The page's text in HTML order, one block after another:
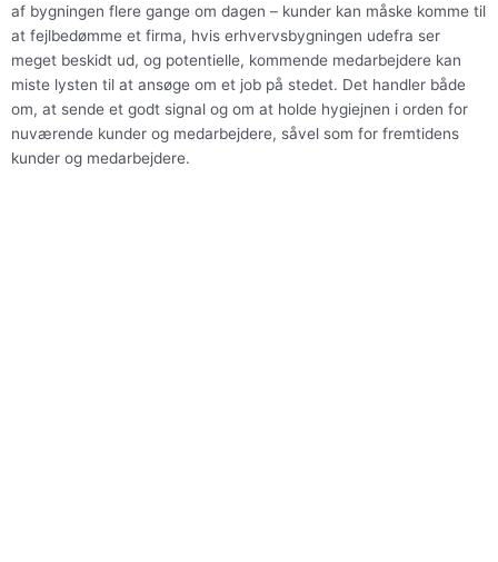
af bygningen flere gange om dagen – kunder kan måske komme til
at fejlbedømme et firma, hvis erhvervsbygningen udefra ser
meget beskidt ud, og potentielle, kommende medarbejdere kan
miste lysten til at ansøge om et job på stedet. Det handler både
om, at sende et godt signal og om at holde hygiejnen i orden for
nuværende kunder og medarbejdere, såvel som for fremtidens
kunder og medarbejdere.